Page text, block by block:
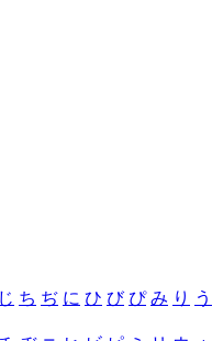
じ ち ぢ に ひ び ぴ み り う